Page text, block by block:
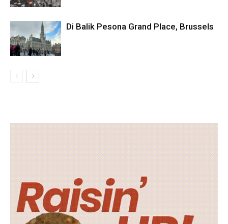
Di Balik Pesona Grand Place, Brussels